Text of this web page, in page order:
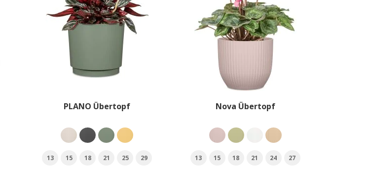
PLANO Übertopf
13 15 18 21 25 29
Nova Übertopf
13 15 18 21 24 27